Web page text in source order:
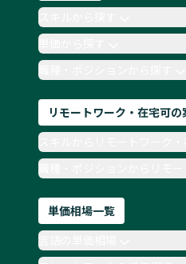
単価から探す
職種・ポジションから探す
リモートワーク・在宅可
職種・ポジションからリモー
単価相場一覧